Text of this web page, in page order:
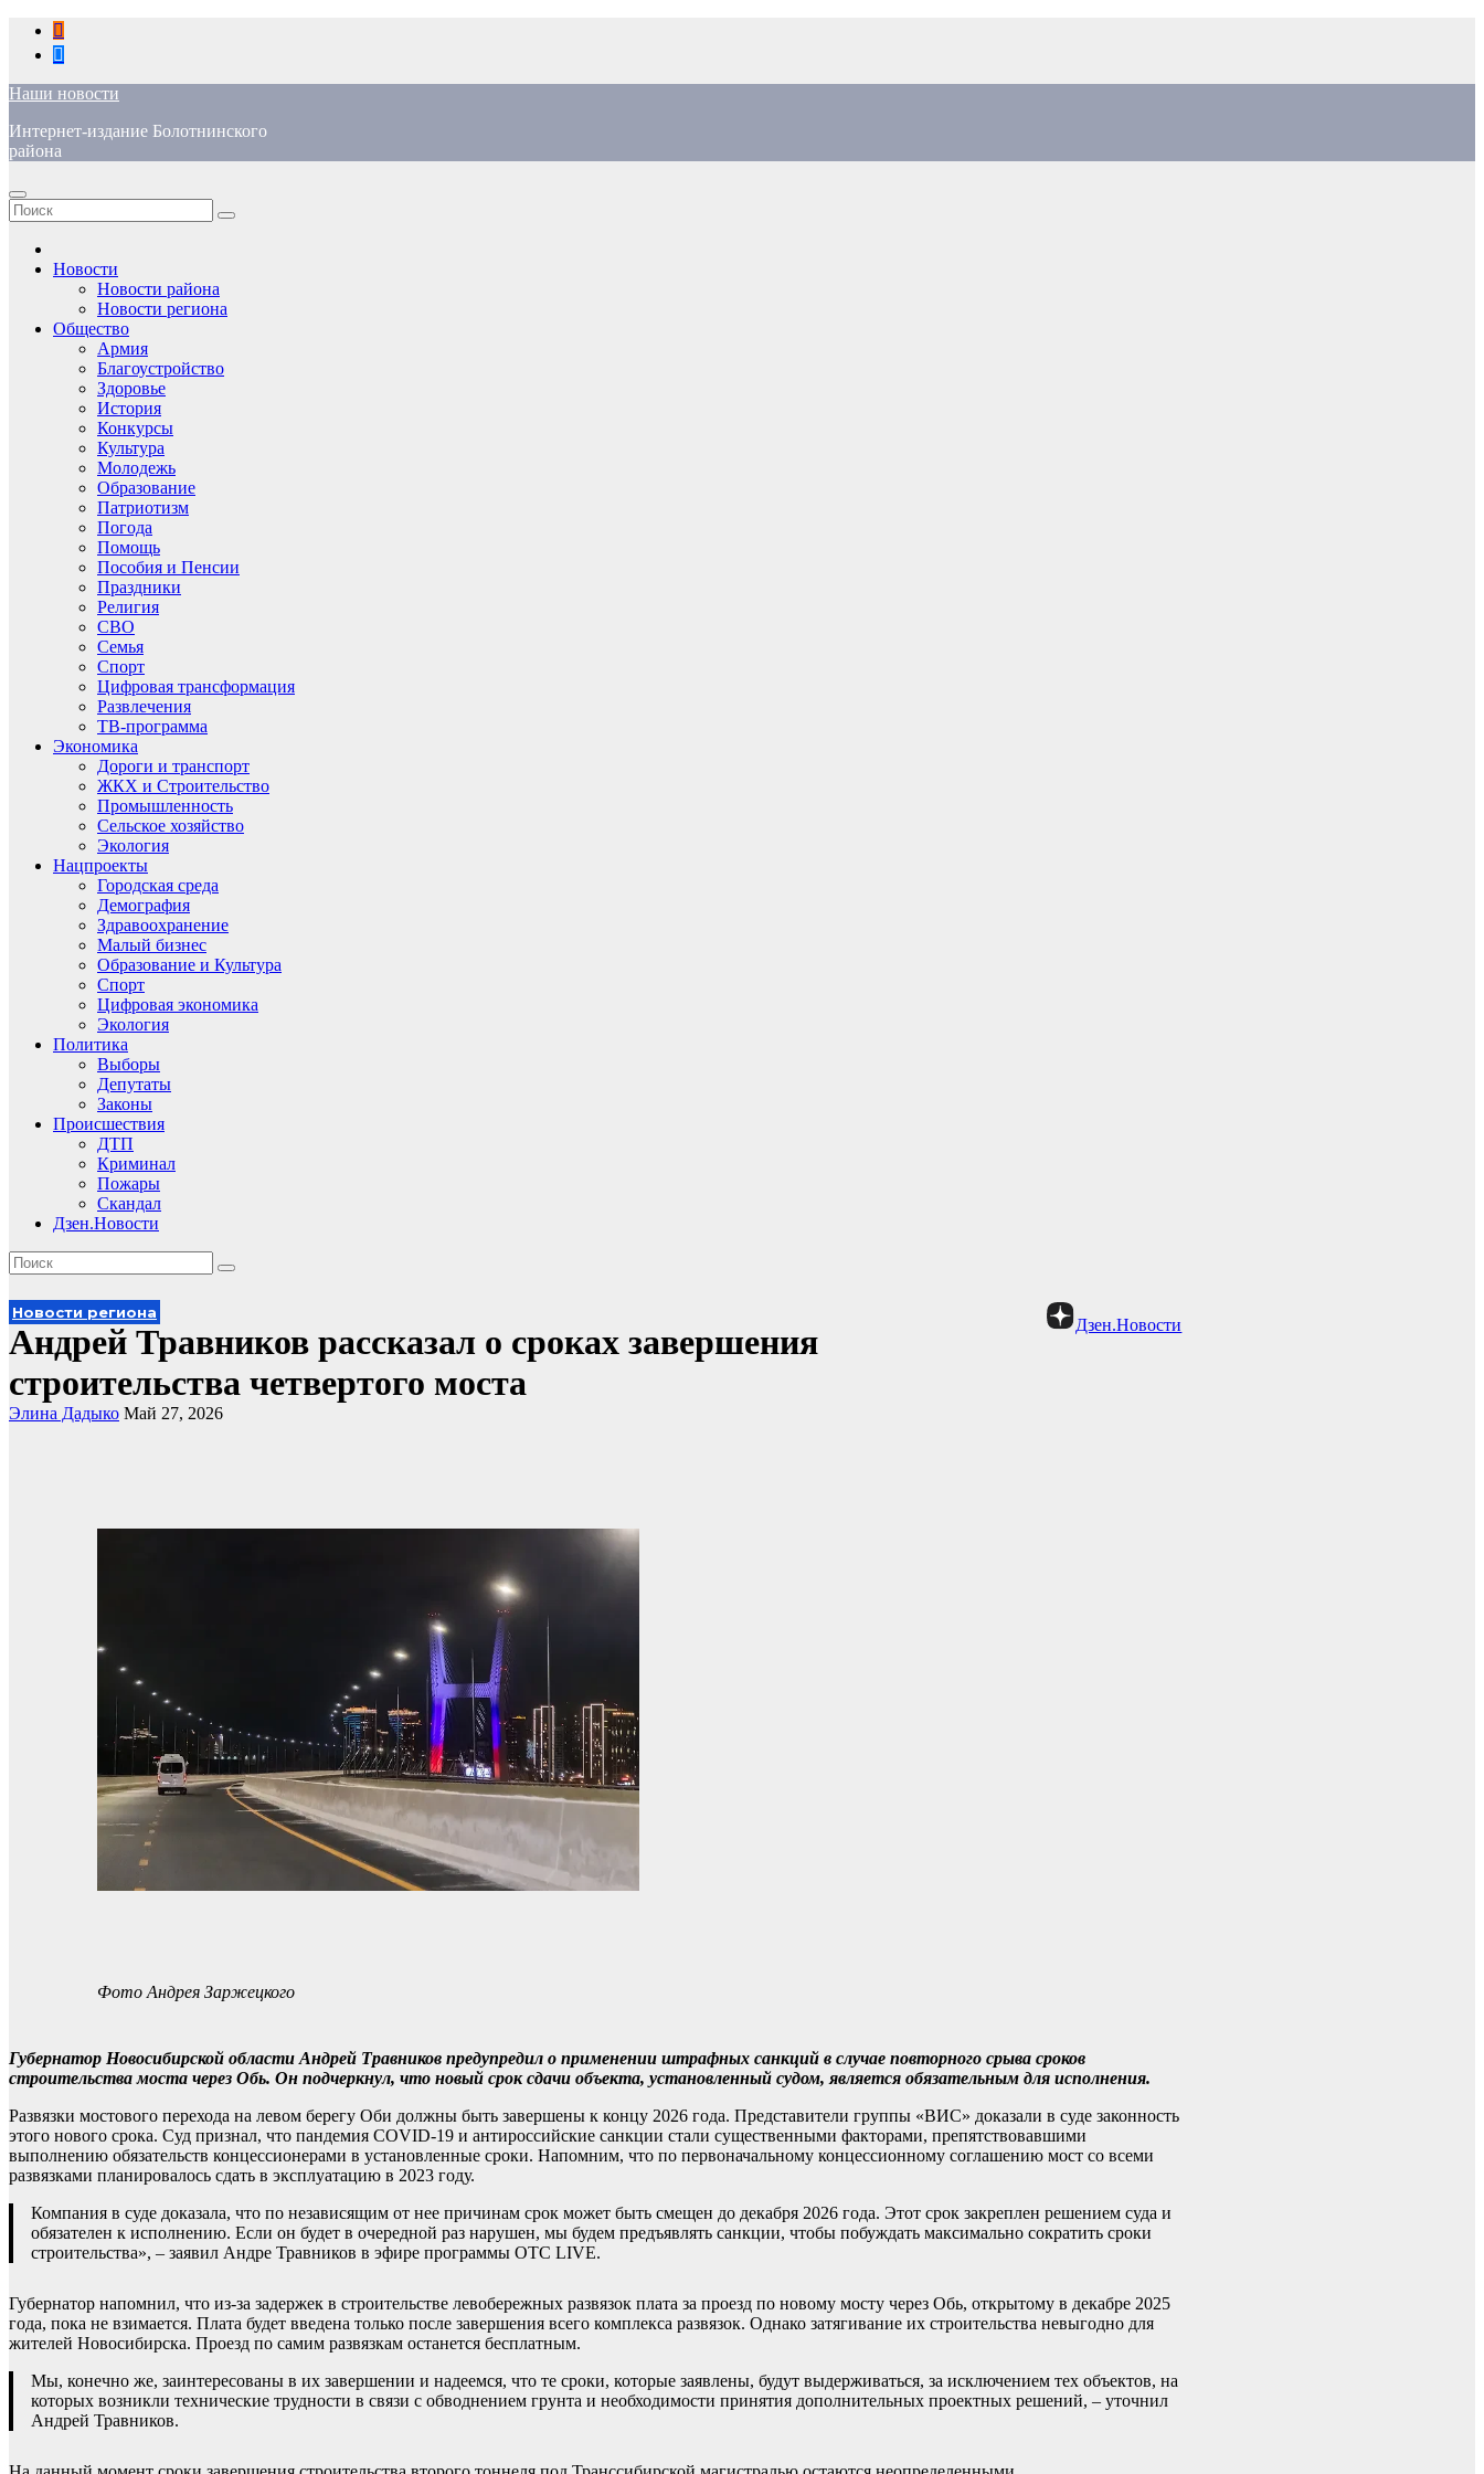
Перейти
содержимому
Наши новости
Интернет-издание Болотнинского
района
Новости
Новости района
Новости региона
Общество
Армия
Благоустройство
Здоровье
История
Конкурсы
Культура
Молодежь
Образование
Патриотизм
Погода
Помощь
Пособия и Пенсии
Праздники
Религия
СВО
Семья
Спорт
Цифровая трансформация
Развлечения
ТВ-программа
Экономика
Дороги и транспорт
ЖКХ и Строительство
Промышленность
Сельское хозяйство
Экология
Нацпроекты
Городская среда
Демография
Здравоохранение
Малый бизнес
Образование и Культура
Спорт
Цифровая экономика
Экология
Политика
Выборы
Депутаты
Законы
Происшествия
ДТП
Криминал
Пожары
Скандал
Дзен.Новости
Дзен.Новости
Новости региона
Андрей Травников рассказал о сроках завершения
строительства четвертого моста
Элина Дадыко Май 27, 2026
Фото Андрея Заржецкого
Губернатор Новосибирской области Андрей Травников предупредил о применении штрафных санкций в случае повторного срыва сроков
строительства моста через Обь. Он подчеркнул, что новый срок сдачи объекта, установленный судом, является обязательным для исполнения.
Развязки мостового перехода на левом берегу Оби должны быть завершены к концу 2026 года. Представители группы «ВИС» доказали в суде законность
этого нового срока. Суд признал, что пандемия COVID-19 и антироссийские санкции стали существенными факторами, препятствовавшими
выполнению обязательств концессионерами в установленные сроки. Напомним, что по первоначальному концессионному соглашению мост со всеми
развязками планировалось сдать в эксплуатацию в 2023 году.
Компания в суде доказала, что по независящим от нее причинам срок может быть смещен до декабря 2026 года. Этот срок закреплен решением суда и
обязателен к исполнению. Если он будет в очередной раз нарушен, мы будем предъявлять санкции, чтобы побуждать максимально сократить сроки
строительства», – заявил Андре Травников в эфире программы ОТС LIVE.
Губернатор напомнил, что из-за задержек в строительстве левобережных развязок плата за проезд по новому мосту через Обь, открытому в декабре 2025
года, пока не взимается. Плата будет введена только после завершения всего комплекса развязок. Однако затягивание их строительства невыгодно для
жителей Новосибирска. Проезд по самим развязкам останется бесплатным.
Мы, конечно же, заинтересованы в их завершении и надеемся, что те сроки, которые заявлены, будут выдерживаться, за исключением тех объектов, на
которых возникли технические трудности в связи с обводнением грунта и необходимости принятия дополнительных проектных решений, – уточнил
Андрей Травников.